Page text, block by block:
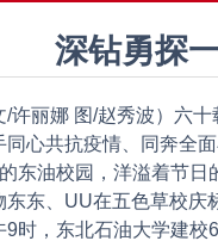
深钻勇探
丽娜 图/赵秀波）六十
同心共抗疫情、同奔全
油校园，洋溢着节日的
东东、UU在五色草校庆
，东北石油大学建校60